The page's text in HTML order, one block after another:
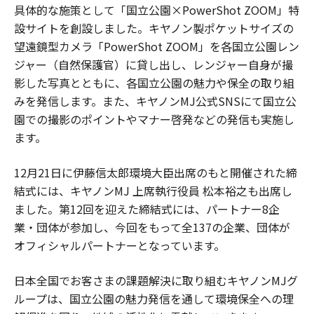
具体的な施策として「国立公園×PowerShot ZOOM」特
設サイトを創設しました。キヤノン製ポケットサイズの
望遠鏡型カメラ「PowerShot ZOOM」を各国立公園レン
ジャー（自然保護官）に貸し出し、レンジャー自身が撮
影した写真とともに、各国立公園の魅力や保全の取り組
みを発信します。また、キヤノンMJ公式SNSにて国立公
園での撮影のポイントやマナー啓発などの発信も実施し
ます。
12月21日に伊藤信太郎環境大臣出席のもと開催された締
結式には、キヤノンMJ 上席執行役員 松本裕之も出席し
ました。第12回を迎えた締結式には、パートナー8企
業・団体が参加し、今回をもって全137の企業、団体が
オフィシャルパートナーとなっています。
日本全国でお客さまの課題解決に取り組むキヤノンMJグ
ループは、国立公園の魅力発信を通して環境保全への理